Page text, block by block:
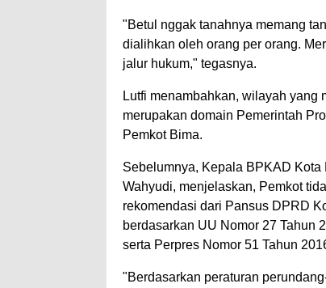
"Betul nggak tanahnya memang
dialihkan oleh orang per orang.
jalur hukum," tegasnya.
Lutfi menambahkan, wilayah yang
merupakan domain Pemerintah
Pemkot Bima.
Sebelumnya, Kepala BPKAD
Wahyudi, menjelaskan, Pemkot
rekomendasi dari Pansus DPRD
berdasarkan UU Nomor 27 Tahun
serta Perpres Nomor 51 Tahun
"Berdasarkan peraturan